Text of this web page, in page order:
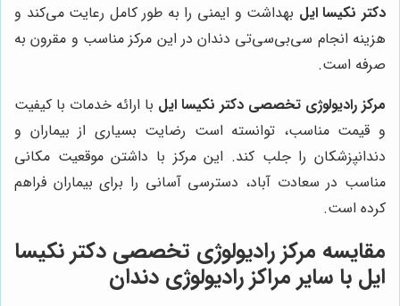
دکتر نکیسا ایل بهداشت و ایمنی را به طور کامل رعایت می‌کند و
هزینه انجام سی‌بی‌سی‌تی دندان در این مرکز مناسب و مقرون به
صرفه است.
مرکز رادیولوژی تخصصی دکتر نکیسا ایل با ارائه خدمات با کیفیت
و قیمت مناسب، توانسته است رضایت بسیاری از بیماران و
دندانپزشکان را جلب کند. این مرکز با داشتن موقعیت مکانی
مناسب در سعادت آباد، دسترسی آسانی را برای بیماران فراهم
کرده است.
مقایسه مرکز رادیولوژی تخصصی دکتر نکیسا
ایل با سایر مراکز رادیولوژی دندان